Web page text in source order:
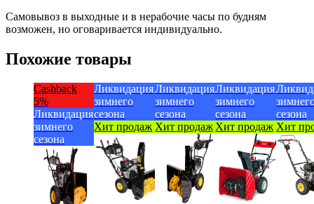
Самовывоз в выходные и в нерабочие часы по будням
возможен, но оговаривается индивидуально.
Похожие товары
Cashback
5%
Ликвидация
зимнего
сезона
Ликвидация
зимнего
сезона
Хит продаж
Ликвидация
зимнего
сезона
Хит продаж
Ликвидация
зимнего
сезона
Хит продаж
сезона
Хит